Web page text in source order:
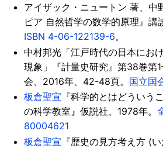
アイザック・ニュートン 著、中
ピア 自然哲学の数学的原理』講
ISBN 4-06-122139-6。
中村邦光「江戸時代の日本にお
現象」『計量史研究』第38巻第
会、2016年、42-48頁。 国立国
板倉聖宣 『科学的とはどういう
の科学教室』仮説社、1978年。
80004621
板倉聖宣 『歴史の見方考え方 (